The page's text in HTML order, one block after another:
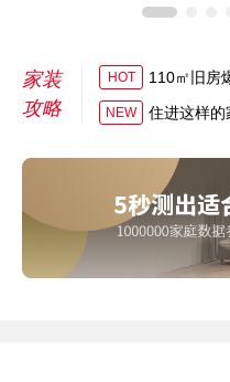
家装
攻略
HOT 110㎡旧房
NEW 住进这样的